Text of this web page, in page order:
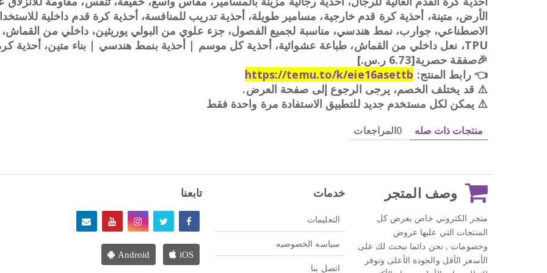
الأرض، متينة، أحذية كرة قدم خارجية، مسامير طويلة، أحذية تدريب للمنافسة، أحذية كرة قدم داخلية
الاصطناعي، جوارب، نمط هندسي، مناسبة لجميع الفصول، جزء علوي من البولي يوريثين، داخلي من
TPU، نعل داخلي من القماش، طباعة عشوائية، أحذية كل موسم | أحذية بنمط هندسي | بناء متين، أحذية كرة قدم
🎉صفقة حصرية[؜6.73 ر.س.]
👈 رابط المنتج: https://temu.to/k/eie16asettb
⚠️ قد يختلف الخصم، يرجى الرجوع إلى صفحة العرض.
⚠️ يمكن لكل مستخدم جديد للتطبيق الاستفادة مرة واحدة فقط
منتجات ذات صله 0المراجعات
وصف المتجر
متجر الكتروني خاص بعرض كل
المنتجات التي عليها عروض
وخصومات , نحن دائما نبحث لك على
الأسعر الأقل والجودة الأعلى ونوفر
خدمات
التعليمات
سياسه الخصوصيه
اتصل بنا
تابعنا
iOS
Android